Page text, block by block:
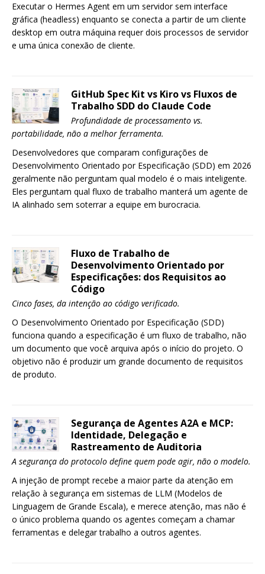
Executar o Hermes Agent em um servidor sem interface
gráfica (headless) enquanto se conecta a partir de um cliente
desktop em outra máquina requer dois processos de servidor
e uma única conexão de cliente.
GitHub Spec Kit vs Kiro vs Fluxos de
Trabalho SDD do Claude Code
Profundidade de processamento vs.
portabilidade, não a melhor ferramenta.
Desenvolvedores que comparam configurações de
Desenvolvimento Orientado por Especificação (SDD) em 2026
geralmente não perguntam qual modelo é o mais inteligente.
Eles perguntam qual fluxo de trabalho manterá um agente de
IA alinhado sem soterrar a equipe em burocracia.
Fluxo de Trabalho de
Desenvolvimento Orientado por
Especificações: dos Requisitos ao
Código
Cinco fases, da intenção ao código verificado.
O Desenvolvimento Orientado por Especificação (SDD)
funciona quando a especificação é um fluxo de trabalho, não
um documento que você arquiva após o início do projeto. O
objetivo não é produzir um grande documento de requisitos
de produto.
Segurança de Agentes A2A e MCP:
Identidade, Delegação e
Rastreamento de Auditoria
A segurança do protocolo define quem pode agir, não o modelo.
A injeção de prompt recebe a maior parte da atenção em
relação à segurança em sistemas de LLM (Modelos de
Linguagem de Grande Escala), e merece atenção, mas não é
o único problema quando os agentes começam a chamar
ferramentas e delegar trabalho a outros agentes.